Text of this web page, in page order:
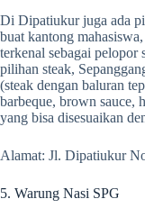
Di Dipatiukur juga ada
buat kantong
terkenal sebagai pelopor
pilihan steak,
(steak dengan baluran
barbeque, brown sauce,
yang bisa disesuaikan
Alamat: Jl. Dipatiukur
5. Warung Nasi SPG